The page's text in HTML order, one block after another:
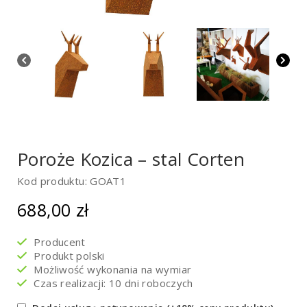
Poroże Kozica – stal Corten
Kod produktu: GOAT1
688,00 zł
Producent
Produkt polski
Możliwość wykonania na wymiar
Czas realizacji: 10 dni roboczych